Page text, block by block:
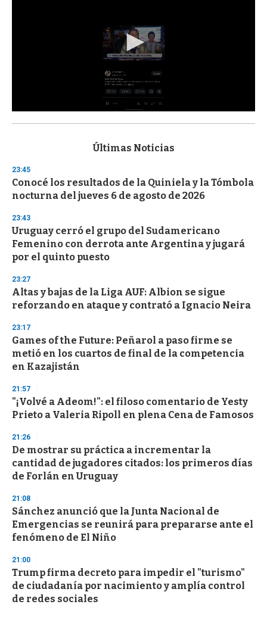
s
d
s
o
f
3
s
e
c
o
d
s
Últimas Noticias
23:45
Conocé los resultados de la Quiniela y la Tómbola
nocturna del jueves 6 de agosto de 2026
23:43
Uruguay cerró el grupo del Sudamericano
Femenino con derrota ante Argentina y jugará
por el quinto puesto
23:27
Altas y bajas de la Liga AUF: Albion se sigue
reforzando en ataque y contrató a Ignacio Neira
23:17
Games of the Future: Peñarol a paso firme se
metió en los cuartos de final de la competencia
en Kazajistán
21:57
"¡Volvé a Adeom!": el filoso comentario de Yesty
Prieto a Valeria Ripoll en plena Cena de Famosos
21:26
De mostrar su práctica a incrementar la
cantidad de jugadores citados: los primeros días
de Forlán en Uruguay
21:08
Sánchez anunció que la Junta Nacional de
Emergencias se reunirá para prepararse ante el
fenómeno de El Niño
21:00
Trump firma decreto para impedir el "turismo"
de ciudadanía por nacimiento y amplía control
de redes sociales